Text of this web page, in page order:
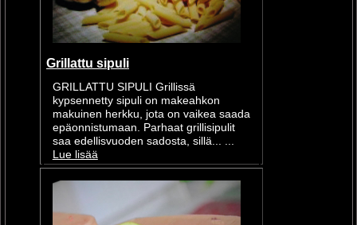
Grillattu sipuli
GRILLATTU SIPULI Grillissä
kypsennetty sipuli on makeahkon
makuinen herkku, jota on vaikea saada
epäonnistumaan. Parhaat grillisipulit
saa edellisvuoden sadosta, sillä... ...
Lue lisää